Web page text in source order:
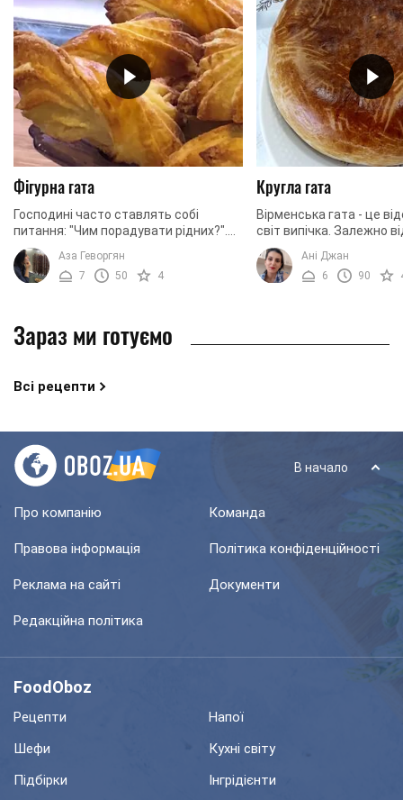
Фігурна гата
Господині часто ставлять собі
питання: "Чим порадувати рідних?".
Якщо ви відноситеся до них, і в
вашому холодильнику лежить
листкове тісто, то, ...
Аза Геворгян
7
50 4
Кругла гата
Вірменська гата - це
світ випічка. Залежно
Вірменії рецепти
солодощів мають
формою ...
Ані Джан
6
90
Зараз ми готуємо
Всі рецепти
В начало
Про компанію Команда
Правова інформація Політика конфіденційності
Реклама на сайті Документи
Редакційна політика
FoodOboz
Рецепти
Напої
Шефи
Кухні світу
Підбірки
Інгрідієнти